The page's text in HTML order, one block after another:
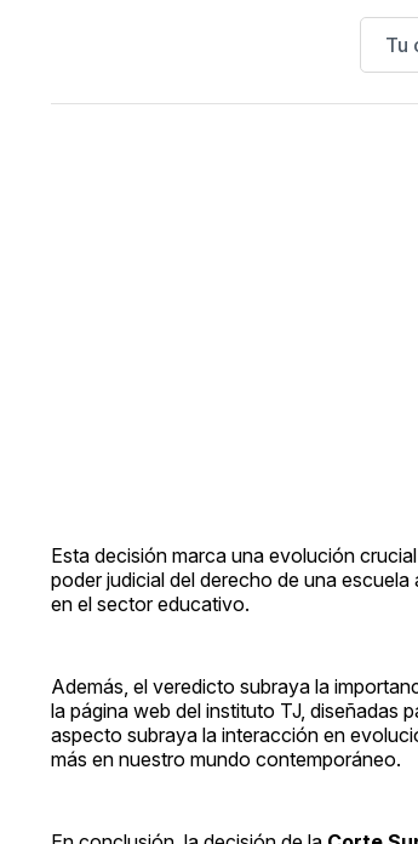
Esta decisión marca una evolución
poder judicial del derecho de una
en el sector educativo.
Además, el veredicto subraya la
la página web del instituto TJ, diseñadas
aspecto subraya la interacción en
más en nuestro mundo contemporáneo.